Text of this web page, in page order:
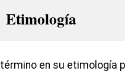
Etimología
término en su etimología